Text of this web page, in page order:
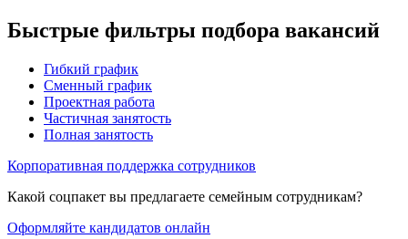
Быстрые фильтры подбора вакансий
Гибкий график
Сменный график
Проектная работа
Частичная занятость
Полная занятость
Корпоративная поддержка сотрудников
Какой соцпакет вы предлагаете семейным сотрудникам?
Оформляйте кандидатов онлайн